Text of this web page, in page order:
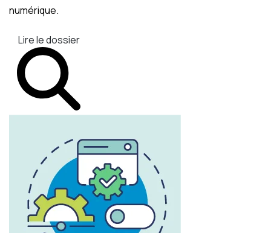
numérique.
Lire le dossier